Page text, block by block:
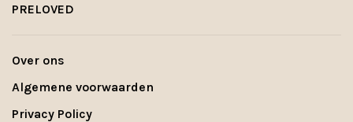
PRELOVED
Over ons
Algemene voorwaarden
Privacy Policy